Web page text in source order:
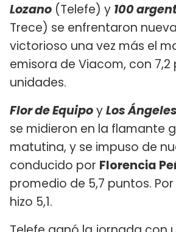
Lozano (Telefe) y 100
Trece) se enfrentaron
victorioso una vez más el
emisora de Viacom, con 7,2
unidades.
Flor de EquipoyLos
se midieron en la flamante
matutina, y se impuso de
conducido por Florencia
promedio de 5,7 puntos.
hizo 5,1.